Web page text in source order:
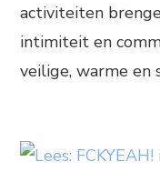
activiteiten
intimiteit en
veilige, warme en